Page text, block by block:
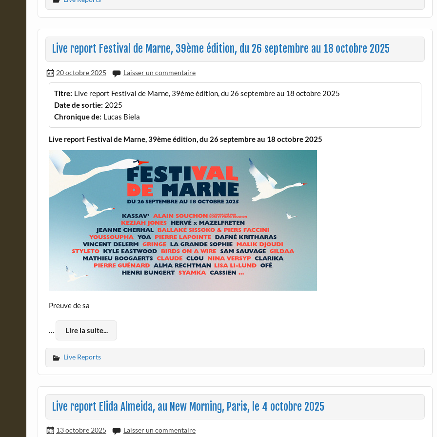
Live report Festival de Marne, 39ème édition, du 26 septembre au 18 octobre 2025
20 octobre 2025 Laisser un commentaire
Titre: Live report Festival de Marne, 39ème édition, du 26 septembre au 18 octobre 2025
Date de sortie: 2025
Chronique de: Lucas Biela
Live report Festival de Marne, 39ème édition, du 26 septembre au 18 octobre 2025
Preuve de sa
… Lire la suite...
Live Reports
Live report Elida Almeida, au New Morning, Paris, le 4 octobre 2025
13 octobre 2025 Laisser un commentaire